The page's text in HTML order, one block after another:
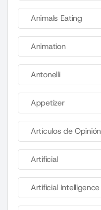
Animals Eating
Animation
Antonelli
Appetizer
Artículos de Opinión
Artificial
Artificial Intelligence